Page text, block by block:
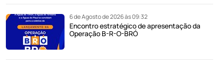
6 de Agosto de 2026 às 09:32
Encontro estratégico de apresentação da
Operação B-R-O-BRÓ